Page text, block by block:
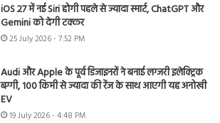
iOS 27 में नई Siri होगी पहले से ज्यादा स्मार्ट, ChatGPT और
Gemini को देगी टक्कर
25 July 2026 - 7:52 PM
Audi और Apple के पूर्व डिजाइनरों ने बनाई लग्जरी इलेक्ट्रिक
बग्गी, 100 किमी से ज्यादा की रेंज के साथ आएगी यह अनोखी
EV
19 July 2026 - 4:48 PM